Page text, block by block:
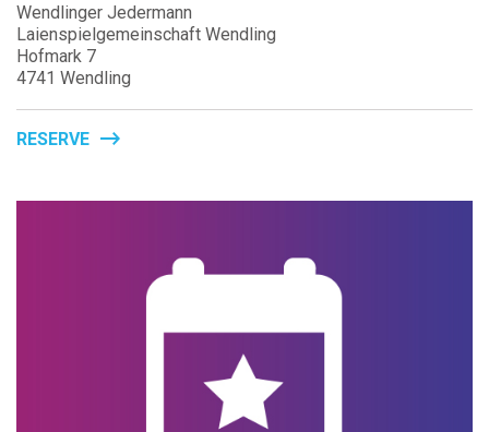
Wendlinger Jedermann
Laienspielgemeinschaft Wendling
Hofmark 7
4741 Wendling
RESERVE